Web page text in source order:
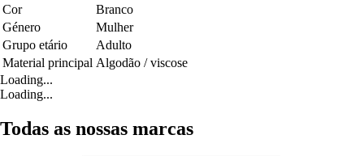
Cor
Branco
Género
Mulher
Grupo etário
Adulto
Material principal Algodão / viscose
Loading...
Loading...
Todas as nossas marcas